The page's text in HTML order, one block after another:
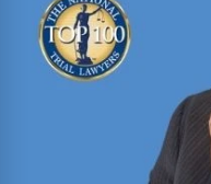
Ver más